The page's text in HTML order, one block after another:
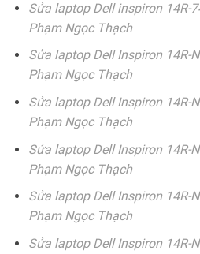
Sửa laptop Dell inspiron 14R-
Phạm Ngọc Thạch
Sửa laptop Dell Inspiron 14R-
Phạm Ngọc Thạch
Sửa laptop Dell Inspiron 14R-
Phạm Ngọc Thạch
Sửa laptop Dell Inspiron 14R-
Phạm Ngọc Thạch
Sửa laptop Dell Inspiron 14R-
Phạm Ngọc Thạch
Sửa laptop Dell Inspiron 14R-